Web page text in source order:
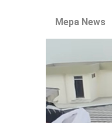
Mepa News